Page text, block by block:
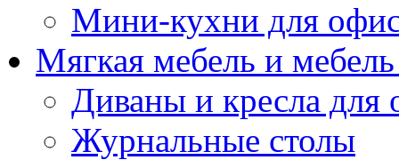
Мини-кухни для
Мягкая мебель и
Диваны и кресла для
Журнальные столы